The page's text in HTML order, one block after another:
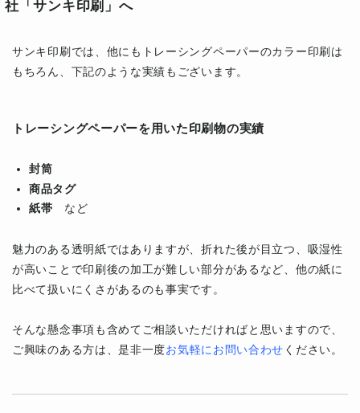
社「サンキ印刷」へ
サンキ印刷では、他にもトレーシングペーパーのカラー印刷は
もちろん、下記のような実績もございます。
トレーシングペーパーを用いた印刷物の実績
封筒
商品タグ
紙帯 など
魅力のある透明紙ではありますが、折れた後が目立つ、吸湿性
が高いことで印刷後の加工が難しい部分があるなど、他の紙に
比べて扱いにくさがあるのも事実です。
そんな懸念事項も含めてご相談いただければと思いますので、
ご興味のある方は、是非一度お気軽にお問い合わせ ください。